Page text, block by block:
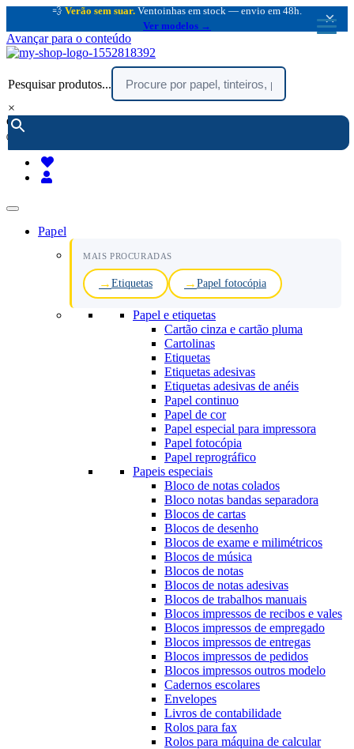
💨 Verão sem suar. Ventoinhas em stock — envio em 48h.
Ver modelos →
×
Avançar para o conteúdo
Pesquisar produtos...
×
encomendar por telefone :
(chamada rede fixa nacional)
Papel
MAIS PROCURADAS
Etiquetas Papel fotocópia
Papel e etiquetas
Cartão cinza e cartão pluma
Cartolinas
Etiquetas
Etiquetas adesivas
Etiquetas adesivas de anéis
Papel continuo
Papel de cor
Papel especial para impressora
Papel fotocópia
Papel reprográfico
Papeis especiais
Bloco de notas colados
Bloco notas bandas separadora
Blocos de cartas
Blocos de desenho
Blocos de exame e milimétricos
Blocos de música
Blocos de notas
Blocos de notas adesivas
Blocos de trabalhos manuais
Blocos impressos de recibos e vales
Blocos impressos de empregado
Blocos impressos de entregas
Blocos impressos de pedidos
Blocos impressos outros modelo
Cadernos escolares
Envelopes
Livros de contabilidade
Rolos para fax
Rolos para máquina de calcular